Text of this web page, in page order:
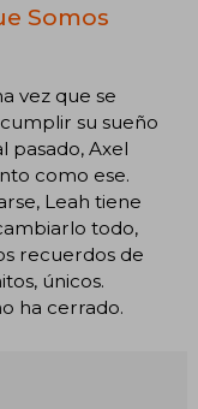
Somos
vez que se
su sueño
pasado, Axel
como ese.
Leah tiene
todo,
recuerdos de
únicos.
ha cerrado.